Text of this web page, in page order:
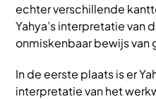
echter verschillende
Yahya’s interpretatie van
onmiskenbaar bewijs
In de eerste plaats is er
interpretatie van het